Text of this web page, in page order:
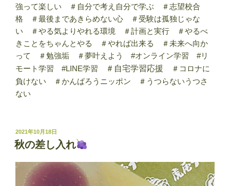
強って楽しい ＃自分で考え自分で学ぶ ＃志望校合
格 ＃最後まであきらめない心 ＃受験は孤独じゃな
い ＃やる気よりやれる環境 ＃計画と実行 ＃やるべ
きことをちゃんとやる ＃やれば出来る ＃未来へ向か
って ＃勉強垢 ＃夢叶えよう #オンライン学習 #リ
モート学習 #LINE学習
＃自宅学習応援
＃コロナに
負けない ＃かんばろうニッポン ＃うつらないうつさ
ない
投
稿
日:
2021年10月18日
秋の差し入れ